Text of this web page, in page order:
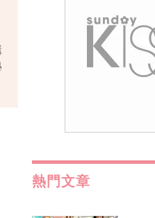
熱門文章